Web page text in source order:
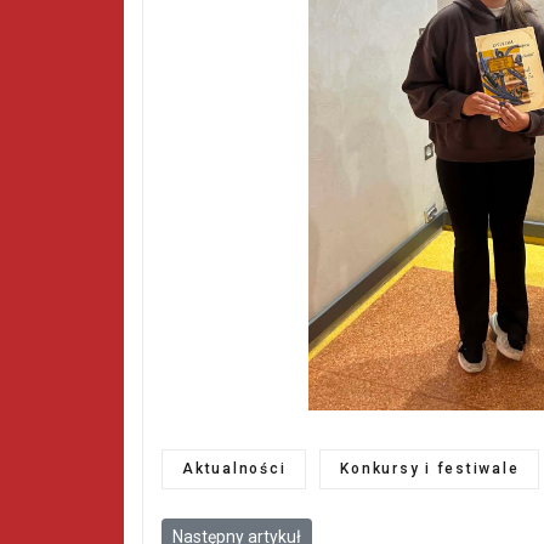
Aktualności Konkursy i festiwale
Następny artykuł: Rozstrzygnięcie konkursu
Następny artykuł